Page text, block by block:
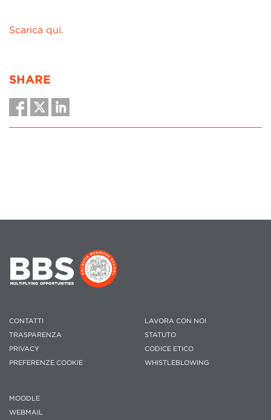
Scarica qui.
SHARE
CONTATTI
TRASPARENZA
PRIVACY
PREFERENZE COOKIE
LAVORA CON NOI
STATUTO
CODICE ETICO
WHISTLEBLOWING
MOODLE
WEBMAIL